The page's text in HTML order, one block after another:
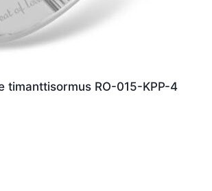
timanttisormus RO-015-KPP-4